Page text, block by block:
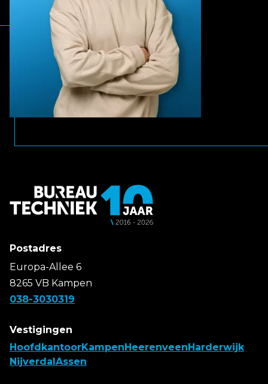
Postadres
Europa-Allee 6
8265 VB Kampen
038-3030319
Vestigingen
HoofdkantoorKampen Heerenveen Harderwijk
Nijverdal Assen